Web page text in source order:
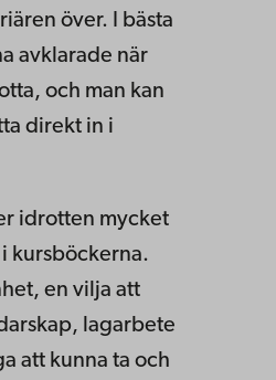
över. I bästa
avklarade när
och man kan
direkt in i
idrotten mycket
kursböckerna.
en vilja att
lagarbete
att kunna ta och